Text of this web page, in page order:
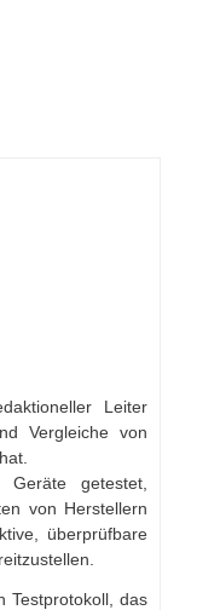
Leiter
Vergleiche von
getestet,
von Herstellern
überprüfbare
Testprotokoll, das